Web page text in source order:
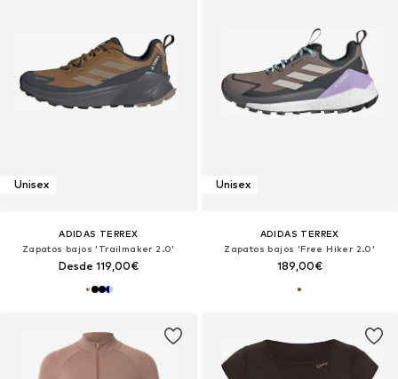
Unisex
ADIDAS TERREX
Zapatos bajos 'Trailmaker 2.0'
Desde 119,00€
Unisex
ADIDAS TERREX
Zapatos bajos 'Free Hiker 2.0'
189,00€